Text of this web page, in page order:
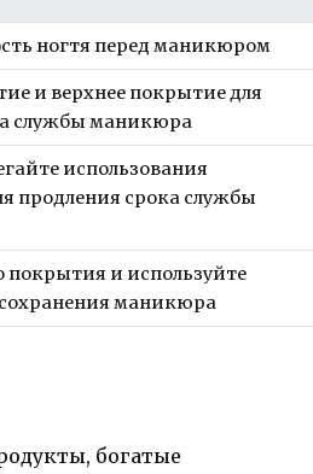
ногтя перед маникюром
и верхнее покрытие для
службы маникюра
использования
продления срока службы
покрытия и используйте
маникюра
богатые